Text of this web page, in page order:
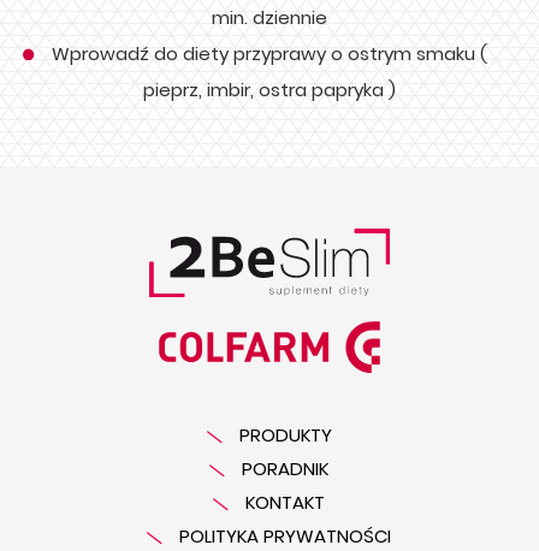
min. dziennie
Wprowadź do diety przyprawy o ostrym smaku (
pieprz, imbir, ostra papryka )
PRODUKTY
PORADNIK
KONTAKT
POLITYKA PRYWATNOŚCI